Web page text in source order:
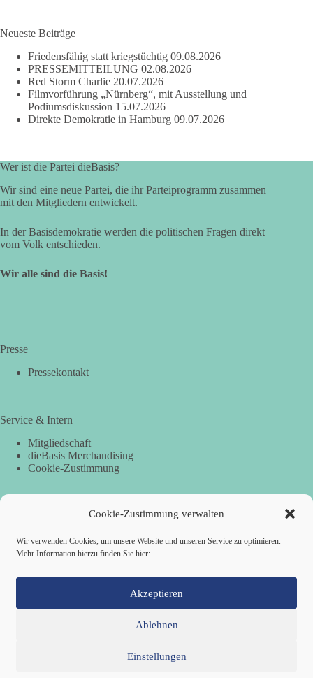
Cookie-Zustimmung verwalten
Wir verwenden Cookies, um unsere Website und unseren Service zu optimieren.
Mehr Information hierzu finden Sie hier:
Akzeptieren
Ablehnen
Einstellungen
Neueste Beiträge
Friedensfähig statt kriegstüchtig 09.08.2026
PRESSEMITTEILUNG 02.08.2026
Red Storm Charlie 20.07.2026
Filmvorführung „Nürnberg“, mit Ausstellung und
Podiumsdiskussion 15.07.2026
Direkte Demokratie in Hamburg 09.07.2026
Wer ist die Partei dieBasis?
Wir sind eine neue Partei, die ihr Parteiprogramm zusammen
mit den Mitgliedern entwickelt.
In der Basisdemokratie werden die politischen Fragen direkt
vom Volk entschieden.
Wir alle sind die Basis!
Presse
Pressekontakt
Service & Intern
Mitgliedschaft
dieBasis Merchandising
Cookie-Zustimmung
Per Banküberweisung:
IBAN: DE87 2019 0003 0002 2499 01
Kontakt
Cookie-Richtlinie (EU)